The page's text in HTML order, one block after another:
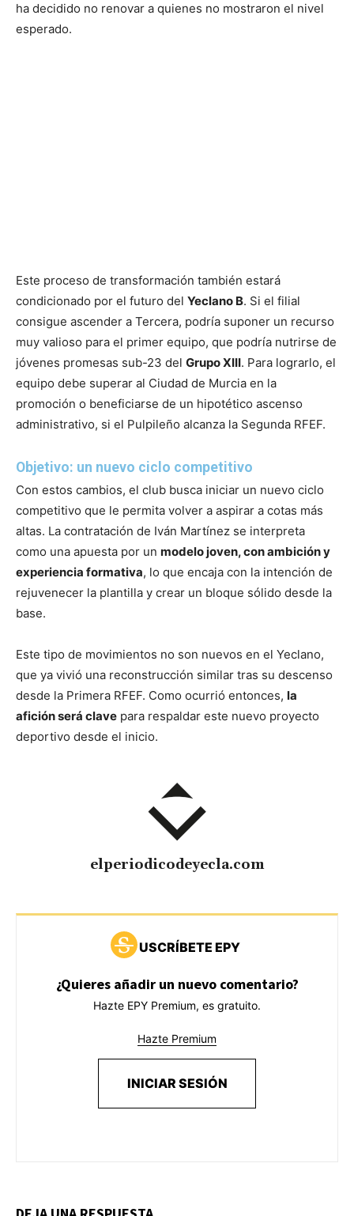
ha decidido no renovar a quienes no mostraron el nivel
esperado.
Este proceso de transformación también estará
condicionado por el futuro del Yeclano B. Si el filial
consigue ascender a Tercera, podría suponer un recurso
muy valioso para el primer equipo, que podría nutrirse de
jóvenes promesas sub-23 del Grupo XIII. Para lograrlo, el
equipo debe superar al Ciudad de Murcia en la
promoción o beneficiarse de un hipotético ascenso
administrativo, si el Pulpileño alcanza la Segunda RFEF.
Objetivo: un nuevo ciclo competitivo
Con estos cambios, el club busca iniciar un nuevo ciclo
competitivo que le permita volver a aspirar a cotas más
altas. La contratación de Iván Martínez se interpreta
como una apuesta por un modelo joven, con ambición y
experiencia formativa, lo que encaja con la intención de
rejuvenecer la plantilla y crear un bloque sólido desde la
base.
Este tipo de movimientos no son nuevos en el Yeclano,
que ya vivió una reconstrucción similar tras su descenso
desde la Primera RFEF. Como ocurrió entonces, la
afición será clave para respaldar este nuevo proyecto
deportivo desde el inicio.
elperiodicodeyecla.com
USCRÍBETE EPY
¿Quieres añadir un nuevo comentario?
Hazte EPY Premium, es gratuito.
Hazte Premium
INICIAR SESIÓN